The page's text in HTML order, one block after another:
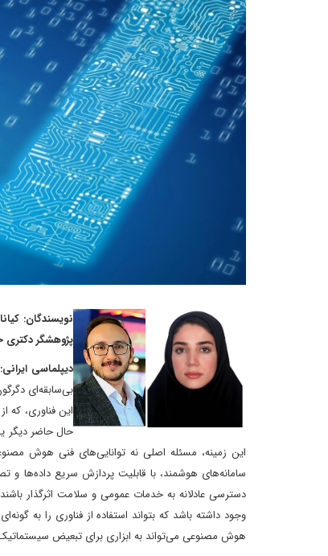
نویسندگان:
پژوهشگر دکتری
دیپلماسی ایرانی:
بی‌سابقه‌ای
این فناوری، که
حال حاضر دیگر
این زمینه، مسئله اصلی نه توانایی‌های فنی هوش
سامانه‌های هوشمند، با قابلیت پردازش سریع داده‌ها و
دسترسی عادلانه به خدمات عمومی و سلامت اثرگذار
وجود داشته باشد که بتواند استفاده از فناوری را به
هوش مصنوعی می‌تواند به ابزاری برای تبعیض